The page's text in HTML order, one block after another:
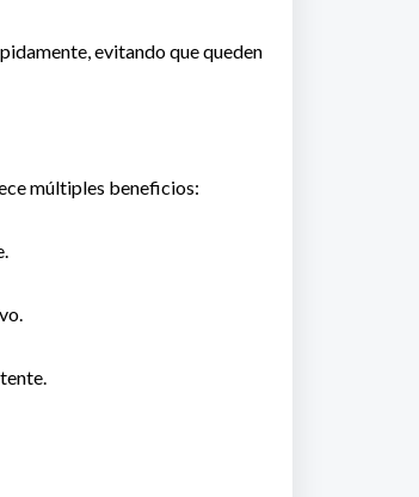
evitando que queden
múltiples beneficios: